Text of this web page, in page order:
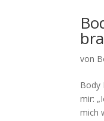
von
Body
mir:
mich